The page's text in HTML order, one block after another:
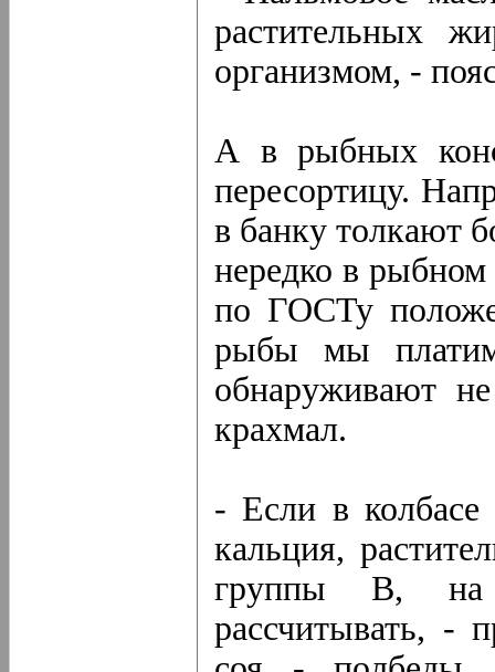
растительных
организмом, -
А в рыбных
пересортицу.
в банку толкают
нередко в
по ГОСТу
рыбы мы
обнаруживают
крахмал.
- Если в колбасе
кальция,
группы В, на
рассчитывать, -